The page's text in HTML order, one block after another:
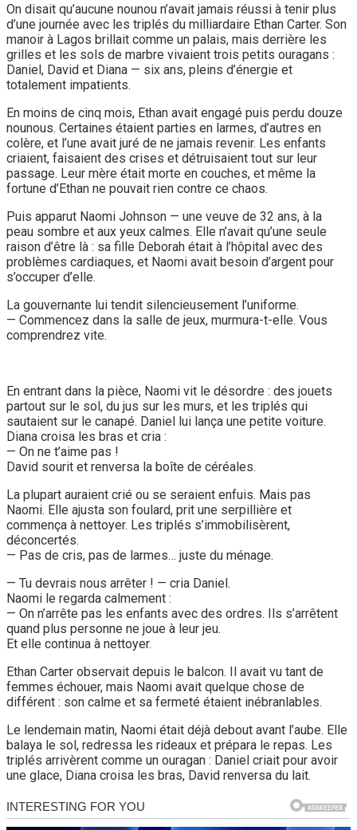
On disait qu’aucune nounou n’avait jamais réussi à tenir plus
d’une journée avec les triplés du milliardaire Ethan Carter. Son
manoir à Lagos brillait comme un palais, mais derrière les
grilles et les sols de marbre vivaient trois petits ouragans :
Daniel, David et Diana — six ans, pleins d’énergie et
totalement impatients.
En moins de cinq mois, Ethan avait engagé puis perdu douze
nounous. Certaines étaient parties en larmes, d’autres en
colère, et l’une avait juré de ne jamais revenir. Les enfants
criaient, faisaient des crises et détruisaient tout sur leur
passage. Leur mère était morte en couches, et même la
fortune d’Ethan ne pouvait rien contre ce chaos.
Puis apparut Naomi Johnson — une veuve de 32 ans, à la
peau sombre et aux yeux calmes. Elle n’avait qu’une seule
raison d’être là : sa fille Deborah était à l’hôpital avec des
problèmes cardiaques, et Naomi avait besoin d’argent pour
s’occuper d’elle.
La gouvernante lui tendit silencieusement l’uniforme.
— Commencez dans la salle de jeux, murmura-t-elle. Vous
comprendrez vite.
En entrant dans la pièce, Naomi vit le désordre : des jouets
partout sur le sol, du jus sur les murs, et les triplés qui
sautaient sur le canapé. Daniel lui lança une petite voiture.
Diana croisa les bras et cria :
— On ne t’aime pas !
David sourit et renversa la boîte de céréales.
La plupart auraient crié ou se seraient enfuis. Mais pas
Naomi. Elle ajusta son foulard, prit une serpillière et
commença à nettoyer. Les triplés s’immobilisèrent,
déconcertés.
— Pas de cris, pas de larmes… juste du ménage.
— Tu devrais nous arrêter ! — cria Daniel.
Naomi le regarda calmement :
— On n’arrête pas les enfants avec des ordres. Ils s’arrêtent
quand plus personne ne joue à leur jeu.
Et elle continua à nettoyer.
Ethan Carter observait depuis le balcon. Il avait vu tant de
femmes échouer, mais Naomi avait quelque chose de
différent : son calme et sa fermeté étaient inébranlables.
Le lendemain matin, Naomi était déjà debout avant l’aube. Elle
balaya le sol, redressa les rideaux et prépara le repas. Les
triplés arrivèrent comme un ouragan : Daniel criait pour avoir
une glace, Diana croisa les bras, David renversa du lait.